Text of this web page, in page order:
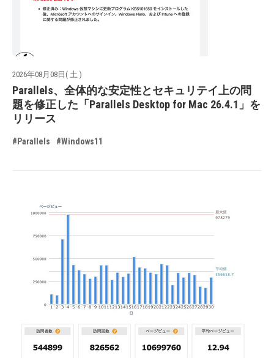
2026年08月08日( 土 )
Parallels、全体的な安定性とセキュリテイ上の問
題を修正した「Parallels Desktop for Mac 26.4.1」を
リリース
#Parallels #Windows11